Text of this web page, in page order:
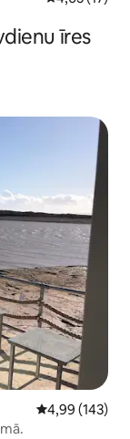
īres
Vidējais
4,99 (143)